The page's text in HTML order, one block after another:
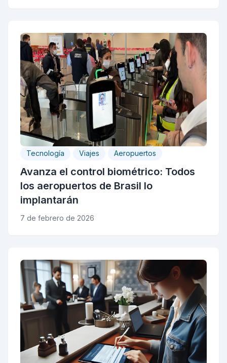
Tecnología Viajes Aeropuertos
Avanza el control biométrico: Todos
los aeropuertos de Brasil lo
implantarán
7 de febrero de 2026